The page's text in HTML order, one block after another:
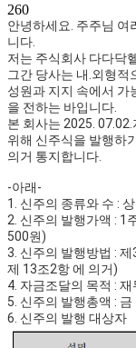
260
안녕하세요. 주주님 여
니다.
저는 주식회사 다다닥
그간 당사는 내.외형적
성원과 지지 속에서 가
을 전하는 바입니다.
본 회사는 2025.
위해 신주식을 발행하
의거 통지합니다.
-아래-
1. 신주의 종류와 수 :
2. 신주의 발행가액 : 1
500원)
3. 신주의 발행방법 :
제 13조2항 에 의거)
4. 자금조달의 목적 :
5. 신주의 발행총액 :
6. 신주의 발행 대상자